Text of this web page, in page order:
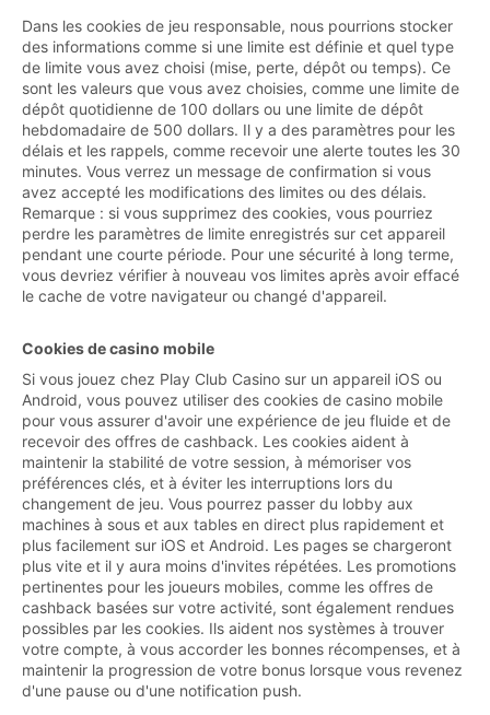
Dans les cookies de jeu responsable, nous pourrions stocker
des informations comme si une limite est définie et quel type
de limite vous avez choisi (mise, perte, dépôt ou temps). Ce
sont les valeurs que vous avez choisies, comme une limite de
dépôt quotidienne de 100 dollars ou une limite de dépôt
hebdomadaire de 500 dollars. Il y a des paramètres pour les
délais et les rappels, comme recevoir une alerte toutes les 30
minutes. Vous verrez un message de confirmation si vous
avez accepté les modifications des limites ou des délais.
Remarque : si vous supprimez des cookies, vous pourriez
perdre les paramètres de limite enregistrés sur cet appareil
pendant une courte période. Pour une sécurité à long terme,
vous devriez vérifier à nouveau vos limites après avoir effacé
le cache de votre navigateur ou changé d'appareil.
Cookies de casino mobile
Si vous jouez chez Play Club Casino sur un appareil iOS ou
Android, vous pouvez utiliser des cookies de casino mobile
pour vous assurer d'avoir une expérience de jeu fluide et de
recevoir des offres de cashback. Les cookies aident à
maintenir la stabilité de votre session, à mémoriser vos
préférences clés, et à éviter les interruptions lors du
changement de jeu. Vous pourrez passer du lobby aux
machines à sous et aux tables en direct plus rapidement et
plus facilement sur iOS et Android. Les pages se chargeront
plus vite et il y aura moins d'invites répétées. Les promotions
pertinentes pour les joueurs mobiles, comme les offres de
cashback basées sur votre activité, sont également rendues
possibles par les cookies. Ils aident nos systèmes à trouver
votre compte, à vous accorder les bonnes récompenses, et à
maintenir la progression de votre bonus lorsque vous revenez
d'une pause ou d'une notification push.